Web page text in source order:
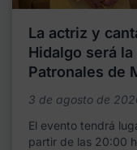
La actriz y
Hidalgo será
Patronales de
3 de agosto de
El evento tendrá
partir de las 20:00